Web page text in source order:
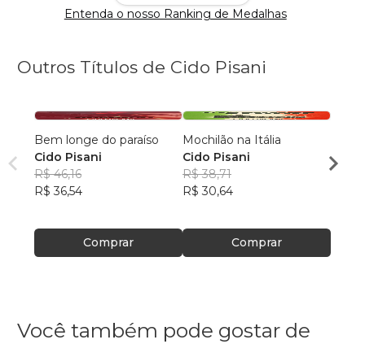
Entenda o nosso Ranking de Medalhas
Outros Títulos de Cido Pisani
Bem longe do paraíso
Cido Pisani
R$ 46,16
R$ 36,54
Comprar
Mochilão na Itália
Cido Pisani
R$ 38,71
R$ 30,64
Comprar
Cido
R$
Você também pode gostar de